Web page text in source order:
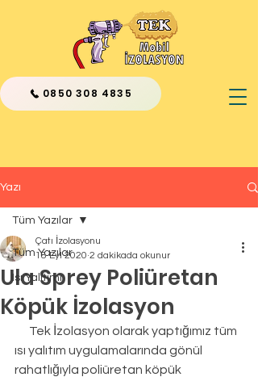
0850 308 4835
Yazı
Tüm Yazılar
Isı Yalıtımı
Tüm Yazılar
Ula Sprey Poliüretan
Köpük İzolasyon
Çatı İzolasyonu
18 Eyl 2020 2 dakikada okunur
ısı yalıtım uygulamalarında gönül
rahatlığıyla poliüretan köpük